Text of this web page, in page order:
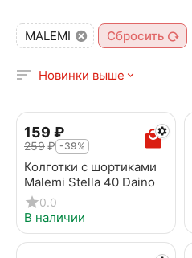
MALEMI Сбросить
Новинки выше
‍159‍ ₽
‍259‍₽ -39%
Колготки с шортиками
Malemi Stella 40 Daino
0.0
В наличии